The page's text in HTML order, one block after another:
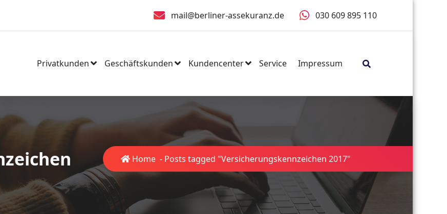
mail@berliner-assekuranz.de 030 609 895 110
Privatkunden Geschäftskunden Kundencenter Service Impressum
Home - Posts tagged "Versicherungskennzeichen 2017"